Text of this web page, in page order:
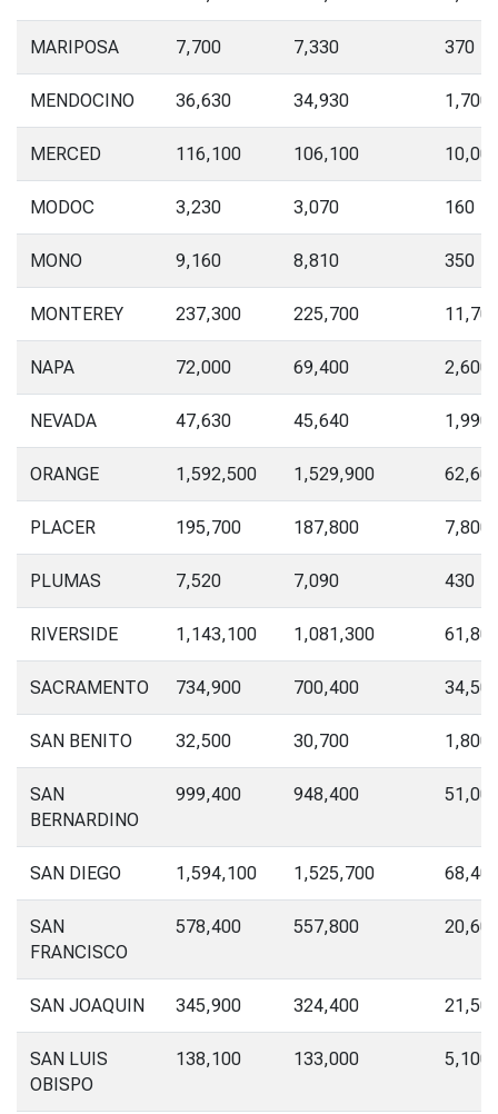
MARIPOSA 7,700 7,330 370
MENDOCINO 36,630 34,930 1,700
MERCED 116,100 106,100
MODOC 3,230 3,070 160
MONO 9,160 8,810 350
MONTEREY 237,300 225,700
NAPA 72,000 69,400 2,600
NEVADA 47,630 45,640 1,990
ORANGE 1,592,500 1,529,900
PLACER 195,700 187,800 7,800
PLUMAS 7,520 7,090 430
RIVERSIDE 1,143,100 1,081,300
SACRAMENTO 734,900 700,400
SAN BENITO 32,500 30,700 1,800
SAN
BERNARDINO
999,400 948,400
SAN DIEGO 1,594,100 1,525,700
SAN
FRANCISCO
578,400 557,800
SAN JOAQUIN 345,900 324,400
SAN LUIS
OBISPO
138,100 133,000 5,100